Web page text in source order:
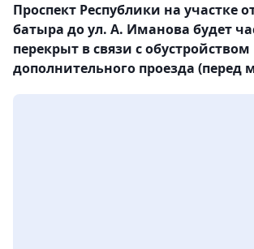
Проспект Республики на участке
батыра до ул. А. Иманова будет
перекрыт в связи с обустройством
дополнительного проезда (перед